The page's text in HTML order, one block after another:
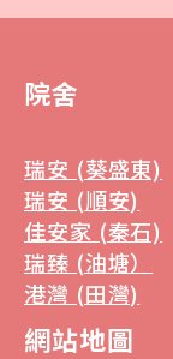
院舍
瑞安 (葵盛東)
瑞安 (順安)
佳安家 (秦石)
瑞臻 (油塘）
港灣 (田灣)
網站地圖